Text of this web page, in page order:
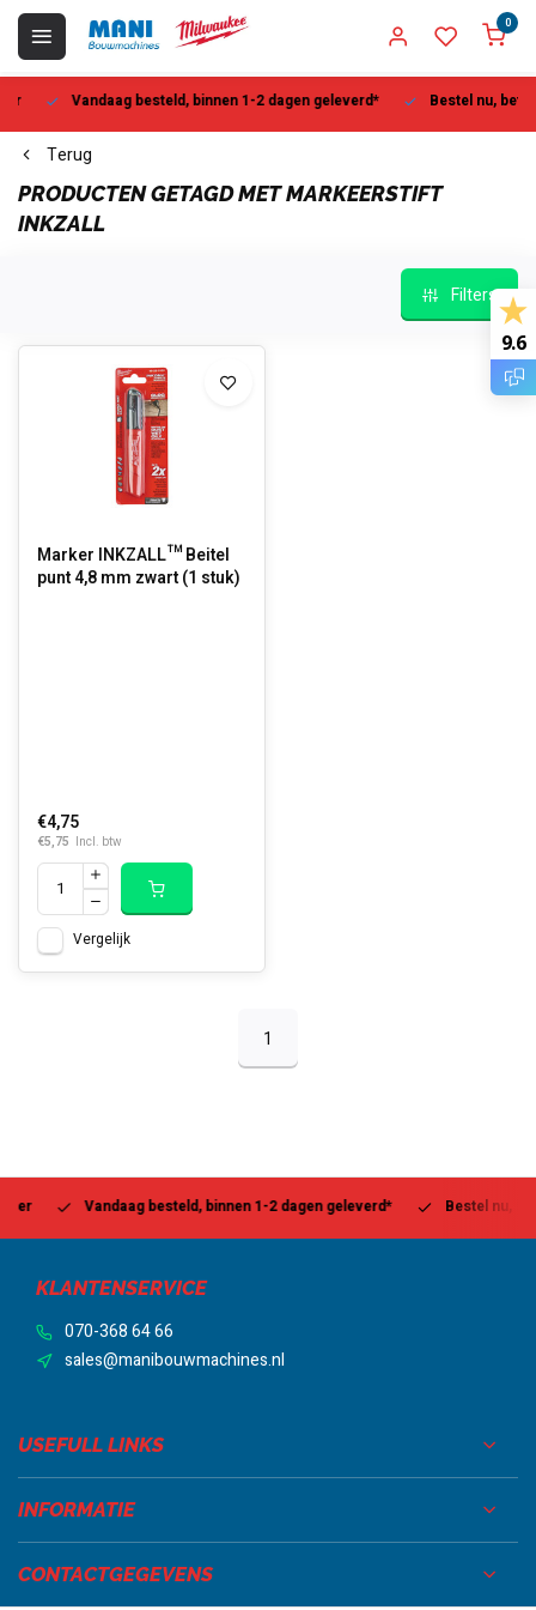
0
Vandaag besteld, binnen 1-2 dagen geleverd* Bestel nu, betaal
Terug
PRODUCTEN GETAGD MET MARKEERSTIFT
INKZALL
Filters
Marker INKZALL™ Beitel
punt 4,8 mm zwart (1 stuk)
€4,75
€5,75 Incl. btw
Vergelijk
1
Vandaag besteld, binnen 1-2 dagen geleverd* Bestel nu, betaal
KLANTENSERVICE
070-368 64 66
sales@manibouwmachines.nl
USEFULL LINKS
INFORMATIE
CONTACTGEGEVENS
9.6